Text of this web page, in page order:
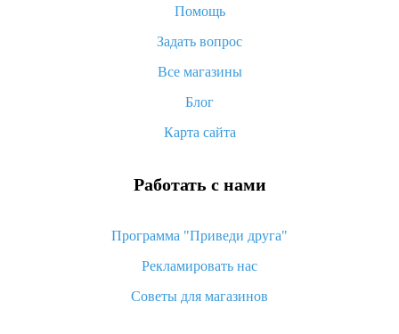
Как покупать оптом на Алиэкспресс
Что делать, если не пришел товар с Алиэкспресс
возврата денег
Помощь
Задать вопрос
Все магазины
Блог
Карта сайта
Работать с нами
Программа "Приведи друга"
Рекламировать нас
Советы для магазинов